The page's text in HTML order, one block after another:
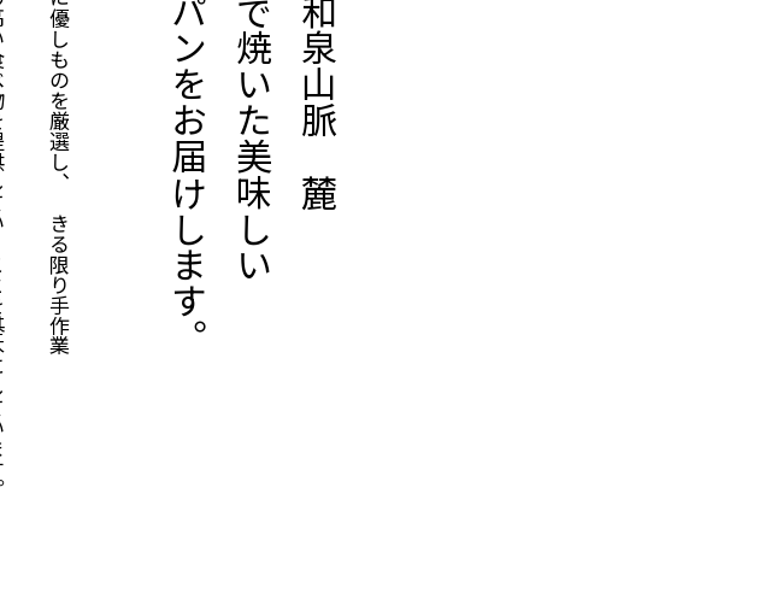
間伐材で焼いた美味しい
無添加パンをお届けします。
安全で身体に優しものを厳選し、できる限り手作業で
います。